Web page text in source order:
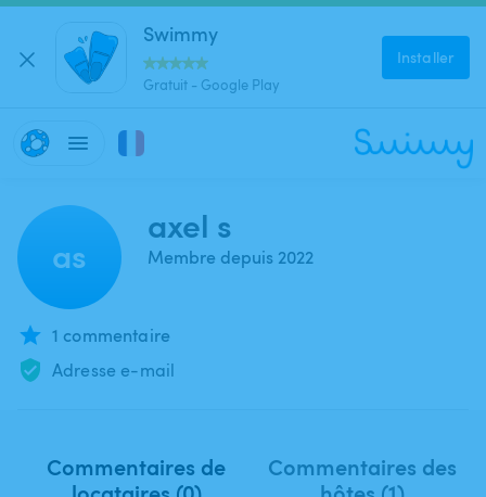
Swimmy
Gratuit - Google Play
Installer
as
axel s
Membre depuis 2022
1 commentaire
Adresse e-mail
Commentaires de
Commentaires des